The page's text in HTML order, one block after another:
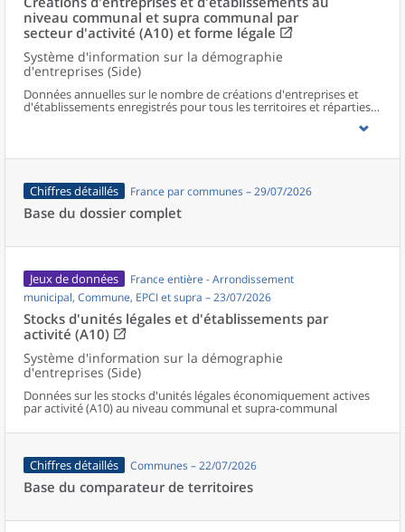
niveau communal et supra communal par
secteur d'activité (A10) et forme légale
Système d'information sur la démographie
d'entreprises (Side)
Données annuelles sur le nombre de créations d'entreprises et
d'établissements enregistrés pour tous les territoires et réparties
selon le secteur d’activité et la forme légale.
Chiffres détaillés France par communes – 29/07/2026
Base du dossier complet
Jeux de données
France entière - Arrondissement
municipal, Commune, EPCI et supra – 23/07/2026
Stocks d'unités légales et d'établissements par
activité (A10)
Système d'information sur la démographie
d'entreprises (Side)
Données sur les stocks d'unités légales économiquement actives
par activité (A10) au niveau communal et supra-communal
Chiffres détaillés Communes – 22/07/2026
Base du comparateur de territoires